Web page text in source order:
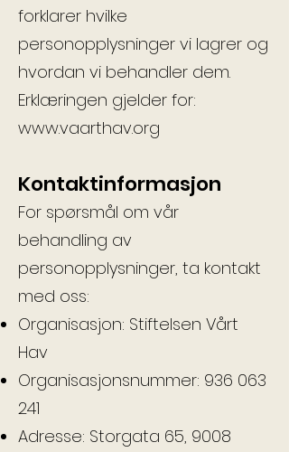
forklarer hvilke
personopplysninger vi lagrer og
hvordan vi behandler dem.
Erklæringen gjelder for:
www.vaarthav.org
Kontaktinformasjon
For spørsmål om vår
behandling av
personopplysninger, ta kontakt
med oss:
Organisasjon: Stiftelsen Vårt
Hav
Organisasjonsnummer: 936 063
241
Adresse: Storgata 65, 9008